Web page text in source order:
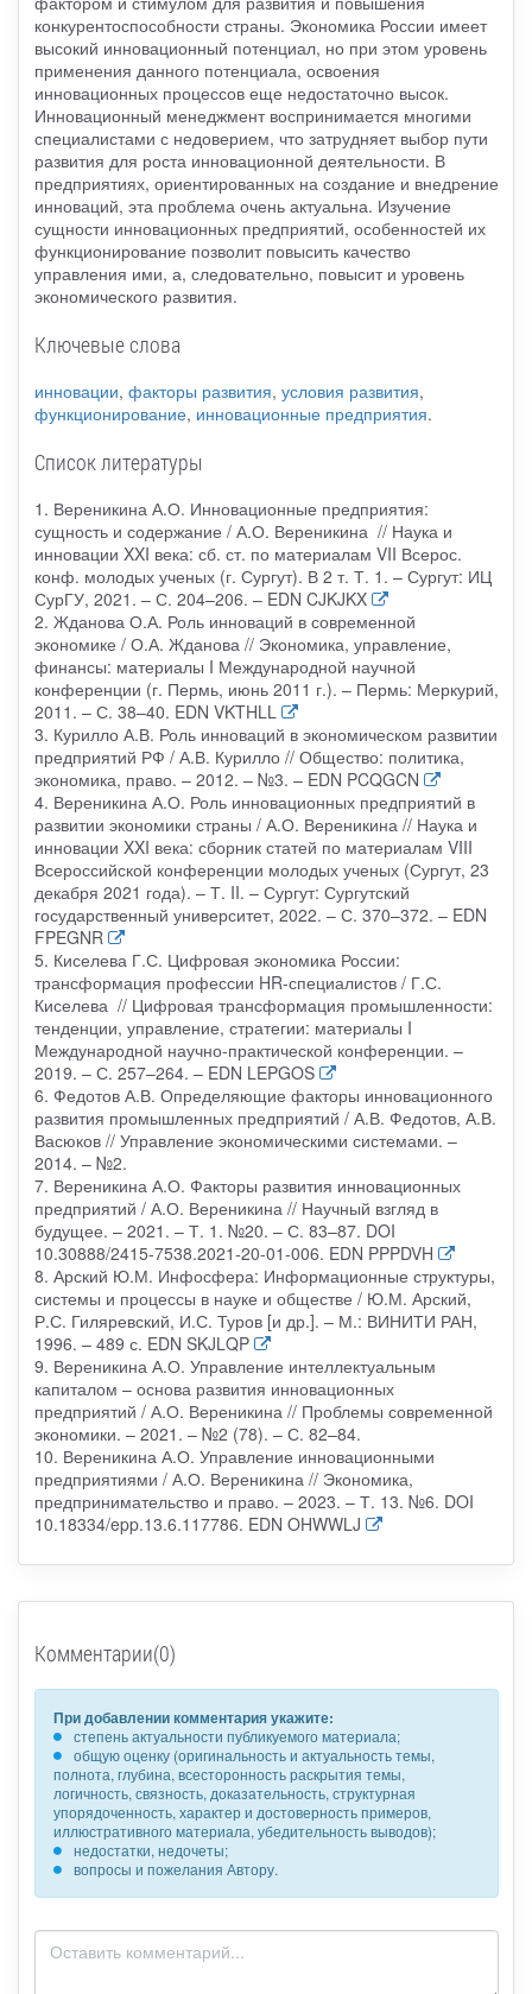
конкурентоспособности страны. Экономика России имеет
высокий инновационный потенциал, но при этом уровень
применения данного потенциала, освоения
инновационных процессов еще недостаточно высок.
Инновационный менеджмент воспринимается многими
специалистами с недоверием, что затрудняет выбор пути
развития для роста инновационной деятельности. В
предприятиях, ориентированных на создание и внедрение
инноваций, эта проблема очень актуальна. Изучение
сущности инновационных предприятий, особенностей их
функционирование позволит повысить качество
управления ими, а, следовательно, повысит и уровень
экономического развития.
Ключевые слова
инновации, факторы развития, условия развития,
функционирование, инновационные предприятия.
Список литературы
1. Вереникина А.О. Инновационные предприятия:
сущность и содержание / А.О. Вереникина // Наука и
инновации XXI века: сб. ст. по материалам VII Всерос.
конф. молодых ученых (г. Сургут). В 2 т. Т. 1. – Сургут: ИЦ
СурГУ, 2021. – С. 204–206. – EDN CJKJKX
2. Жданова О.А. Роль инноваций в современной
экономике / О.А. Жданова // Экономика, управление,
финансы: материалы I Международной научной
конференции (г. Пермь, июнь 2011 г.). – Пермь: Меркурий,
2011. – С. 38–40. EDN VKTHLL
3. Курилло А.В. Роль инноваций в экономическом развитии
предприятий РФ / А.В. Курилло // Общество: политика,
экономика, право. – 2012. – №3. – EDN PCQGCN
4. Вереникина А.О. Роль инновационных предприятий в
развитии экономики страны / А.О. Вереникина // Наука и
инновации XXI века: сборник статей по материалам VIII
Всероссийской конференции молодых ученых (Сургут, 23
декабря 2021 года). – Т. II. – Сургут: Сургутский
государственный университет, 2022. – С. 370–372. – EDN
FPEGNR
5. Киселева Г.С. Цифровая экономика России:
трансформация профессии HR-специалистов / Г.С.
Киселева // Цифровая трансформация промышленности:
тенденции, управление, стратегии: материалы I
Международной научно-практической конференции. –
2019. – С. 257–264. – EDN LEPGOS
6. Федотов А.В. Определяющие факторы инновационного
развития промышленных предприятий / А.В. Федотов, А.В.
Васюков // Управление экономическими системами. –
2014. – №2.
7. Вереникина А.О. Факторы развития инновационных
предприятий / А.О. Вереникина // Научный взгляд в
будущее. – 2021. – Т. 1. №20. – С. 83–87. DOI
10.30888/2415-7538.2021-20-01-006. EDN PPPDVH
8. Арский Ю.М. Инфосфера: Информационные структуры,
системы и процессы в науке и обществе / Ю.М. Арский,
Р.С. Гиляревский, И.С. Туров [и др.]. – М.: ВИНИТИ РАН,
1996. – 489 с. EDN SKJLQP
9. Вереникина А.О. Управление интеллектуальным
капиталом – основа развития инновационных
предприятий / А.О. Вереникина // Проблемы современной
экономики. – 2021. – №2 (78). – С. 82–84.
10. Вереникина А.О. Управление инновационными
предприятиями / А.О. Вереникина // Экономика,
предпринимательство и право. – 2023. – Т. 13. №6. DOI
10.18334/epp.13.6.117786. EDN OHWWLJ
Комментарии(0)
При добавлении комментария укажите:
степень актуальности публикуемого материала;
общую оценку (оригинальность и актуальность темы,
полнота, глубина, всесторонность раскрытия темы,
логичность, связность, доказательность, структурная
упорядоченность, характер и достоверность примеров,
иллюстративного материала, убедительность выводов);
недостатки, недочеты;
вопросы и пожелания Автору.